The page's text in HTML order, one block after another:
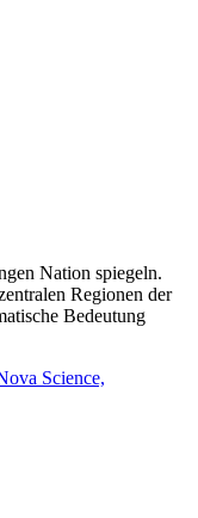
Nation spiegeln.
Regionen der
Bedeutung
Science,